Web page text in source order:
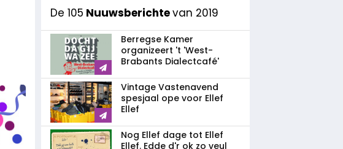
De 105 Nuuwsberichtevan 2019
Berregse Kamer
organizeert 't 'West-
Brabants Dialectcafé'
Vintage Vastenavend
spesjaal ope voor Ellef
Ellef
Nog Ellef dage tot Ellef
Ellef. Edde d'r ok zo veul